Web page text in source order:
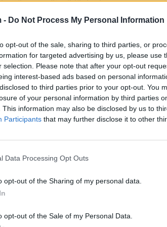
- Do Not Process My Personal Information
opt-out of the sale, sharing to third parties, or
for targeted advertising by us, please use
selection. Please note that after your opt-out
interest-based ads based on personal
to third parties prior to your opt-out. You
of your personal information by third parties
This information may also be disclosed by us to
Participants that may further disclose it to other
Data Processing Opt Outs
opt-out of the Sharing of my personal data.
opt-out of the Sale of my Personal Data.
autorët që lëviznin me motor,
kërcënuar.